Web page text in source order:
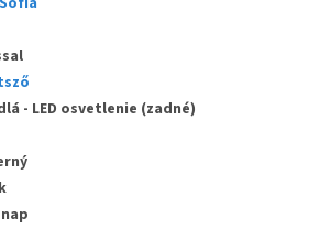
- LED osvetlenie (zadné)